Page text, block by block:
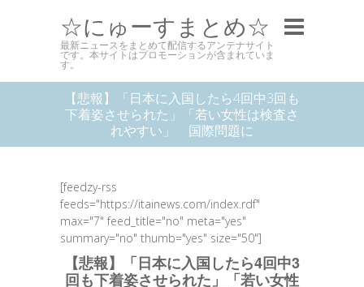
☆にゅーすまとめ☆
最新ニュースをまとめて配信するアンテナサイト
です。本サイトはプロモーションが含まれていま
す。
【悲報】「日本に入国したら4回中3回も
下着姿させられた」「若い女性は検査さ
れやすい」 国際問題に
[feedzy-rss
feeds="https://itainews.com/index.rdf"
max="7" feed_title="no" meta="yes"
summary="no" thumb="yes" size="50"]
【悲報】「日本に入国したら4回中3
回も下着姿させられた」「若い女性